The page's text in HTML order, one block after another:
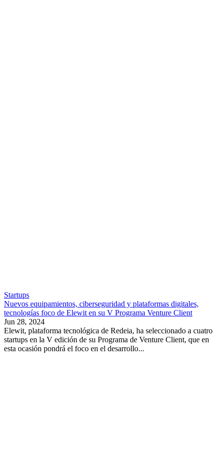
Startups
Nuevos equipamientos, ciberseguridad y plataformas digitales,
tecnologías foco de Elewit en su V Programa Venture Client
Jun 28, 2024
Elewit, plataforma tecnológica de Redeia, ha seleccionado a cuatro
startups en la V edición de su Programa de Venture Client, que en
esta ocasión pondrá el foco en el desarrollo...